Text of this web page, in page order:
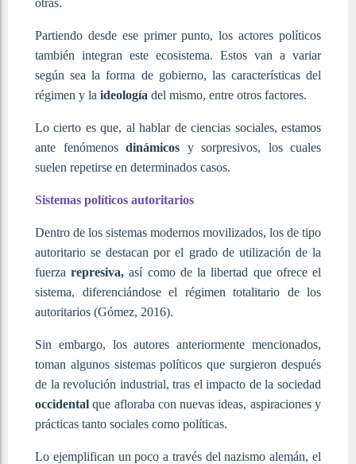
otras.
Partiendo desde ese primer punto, los actores políticos
también integran este ecosistema. Estos van a variar
según sea la forma de gobierno, las características del
régimen y la ideología del mismo, entre otros factores.
Lo cierto es que, al hablar de ciencias sociales, estamos
ante fenómenos dinámicos y sorpresivos, los cuales
suelen repetirse en determinados casos.
Sistemas políticos autoritarios
Dentro de los sistemas modernos movilizados, los de tipo
autoritario se destacan por el grado de utilización de la
fuerzarepresiva, así como de la libertad que ofrece el
sistema, diferenciándose el régimen totalitario de los
autoritarios (Gómez, 2016).
Sin embargo, los autores anteriormente mencionados,
toman algunos sistemas políticos que surgieron después
de la revolución industrial, tras el impacto de la sociedad
occidental que afloraba con nuevas ideas, aspiraciones y
prácticas tanto sociales como políticas.
Lo ejemplifican un poco a través del nazismo alemán, el